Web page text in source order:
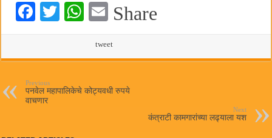
Fa T
W
ts
pp
E
ail
Share
tweet
Previous
पनवेल महापालिकेचे कोट्यवधी रुपये
वाचणार
Next
कंत्राटी कामगारांच्या लढ्याला यश